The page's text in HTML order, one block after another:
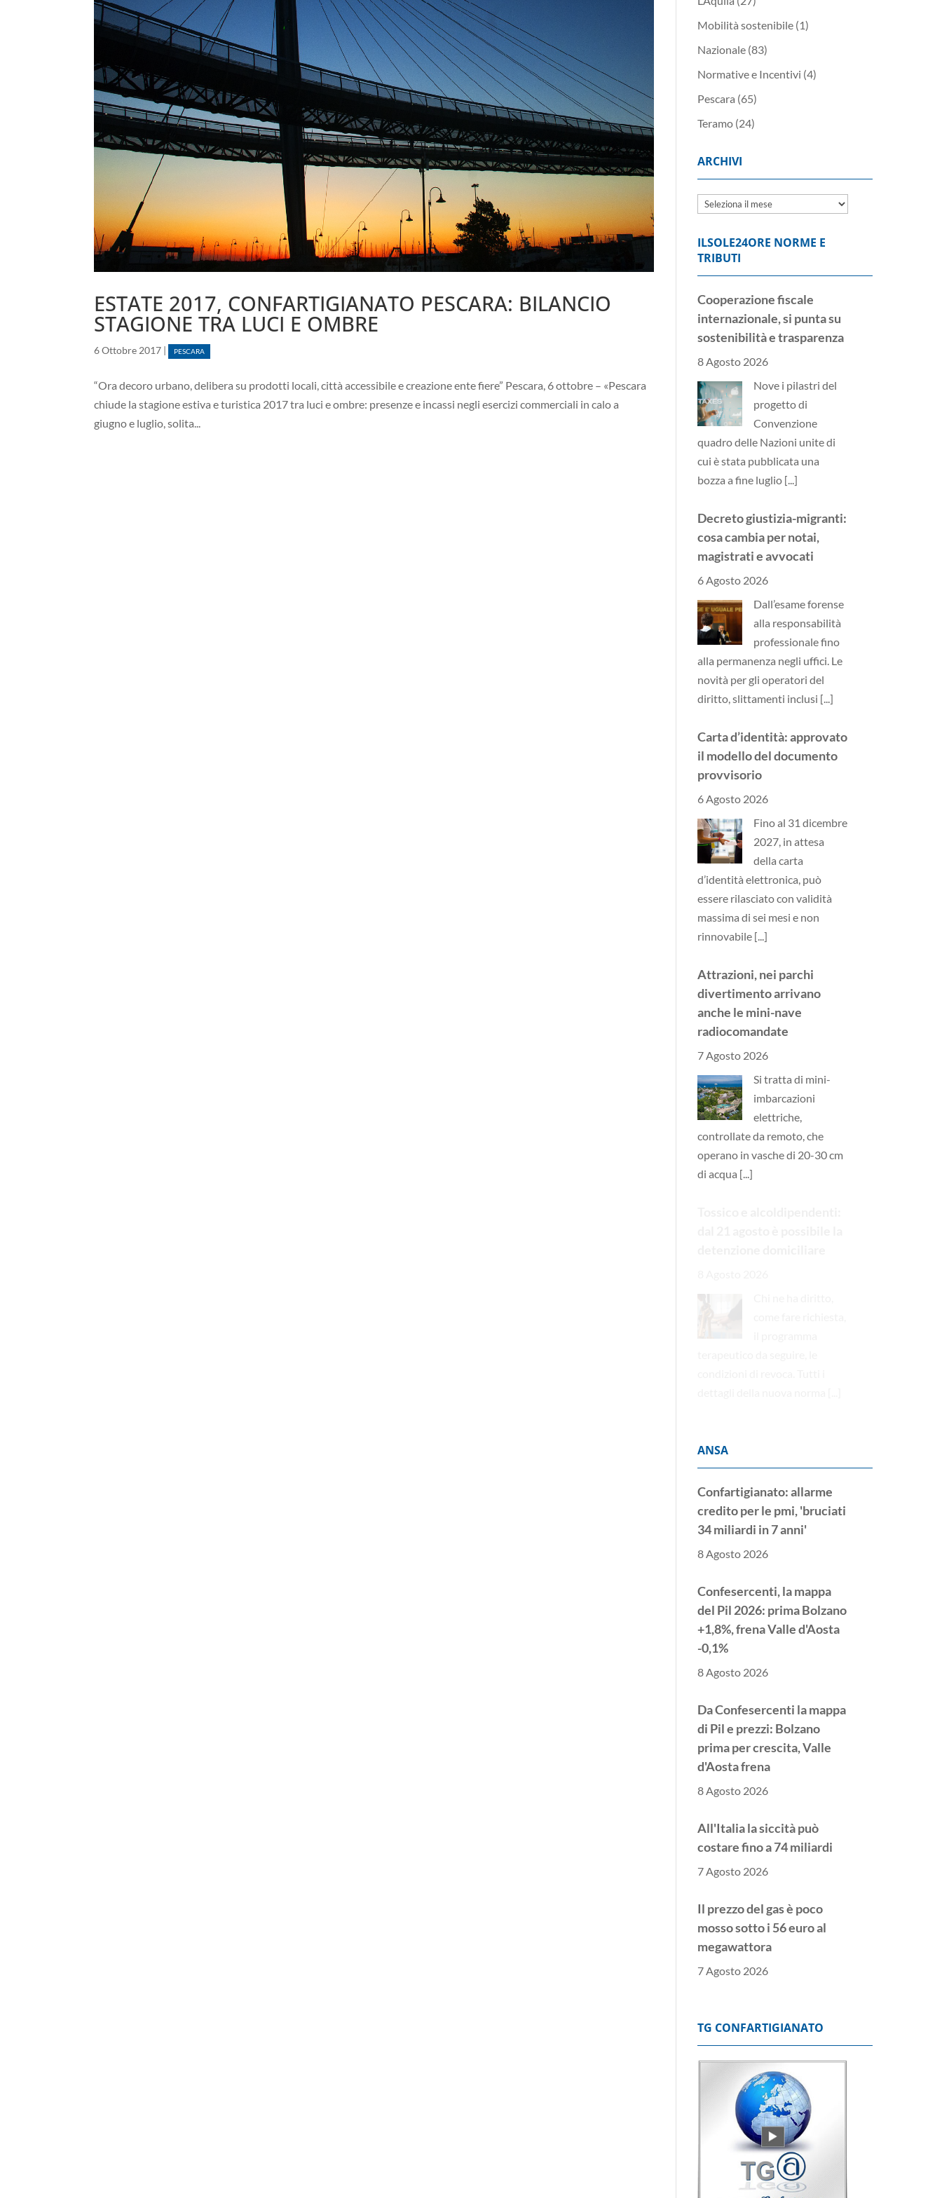
ESTATE 2017, CONFARTIGIANATO PESCARA: BILANCIO
STAGIONE TRA LUCI E OMBRE
6 Ottobre 2017 | PESCARA
“Ora decoro urbano, delibera su prodotti locali, città accessibile e creazione ente fiere” Pescara, 6 ottobre – «Pescara
chiude la stagione estiva e turistica 2017 tra luci e ombre: presenze e incassi negli esercizi commerciali in calo a
giugno e luglio, solita...
Mobilità sostenibile(1)
Nazionale(83)
Normative e Incentivi (4)
Pescara (65)
Teramo(24)
ARCHIVI
Archivi
ILSOLE24ORE NORME E
TRIBUTI
Cooperazione fiscale
internazionale, si punta su
sostenibilità e trasparenza
8 Agosto 2026
Nove i pilastri del
progetto di
Convenzione
quadro delle Nazioni unite di
cui è stata pubblicata una
bozza a fine luglio [...]
Decreto giustizia-migranti:
cosa cambia per notai,
magistrati e avvocati
6 Agosto 2026
Dall’esame forense
alla responsabilità
professionale fino
alla permanenza negli uffici. Le
novità per gli operatori del
diritto, slittamenti inclusi [...]
Carta d’identità: approvato
il modello del documento
provvisorio
6 Agosto 2026
Fino al 31 dicembre
2027, in attesa
della carta
d’identità elettronica, può
essere rilasciato con validità
massima di sei mesi e non
rinnovabile [...]
Attrazioni, nei parchi
divertimento arrivano
anche le mini-nave
radiocomandate
7 Agosto 2026
Si tratta di mini-
imbarcazioni
elettriche,
controllate da remoto, che
operano in vasche di 20-30 cm
di acqua [...]
ANSA
Confartigianato: allarme
credito per le pmi, 'bruciati
34 miliardi in 7 anni'
8 Agosto 2026
Confesercenti, la mappa
del Pil 2026: prima Bolzano
+1,8%, frena Valle d'Aosta
-0,1%
8 Agosto 2026
Da Confesercenti la mappa
di Pil e prezzi: Bolzano
prima per crescita, Valle
d'Aosta frena
8 Agosto 2026
All'Italia la siccità può
costare fino a 74 miliardi
7 Agosto 2026
Il prezzo del gas è poco
mosso sotto i 56 euro al
megawattora
7 Agosto 2026
chiude poco mosso a
ridosso dei 77 punti base
7 Agosto 2026
Borsa: l'Europa chiude
positiva, Francoforte
+0,69%
7 Agosto 2026
TG CONFARTIGIANATO